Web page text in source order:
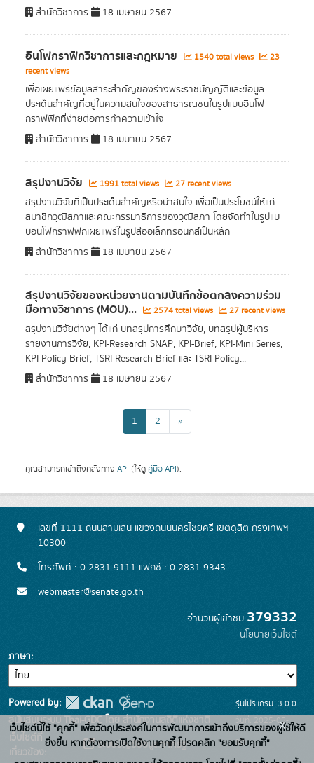
สำนักวิชาการ
18 เมษายน 2567
อินโฟกราฟิกวิชาการและกฎหมาย 1540 total views
23
recent views
เพื่อเผยแพร่ข้อมูลสาระสำคัญของร่างพระราชบัญญัติและข้อมูล
ประเด็นสำคัญที่อยู่ในความสนใจของสาธารณชนในรูปแบบอินโฟ
กราฟฟิกที่ง่ายต่อการทำความเข้าใจ
สำนักวิชาการ
18 เมษายน 2567
สรุปงานวิจัย 1991 total views 27 recent views
สรุปงานวิจัยที่เป็นประเด็นสำคัญหรือน่าสนใจ เพื่อเป็นประโยชน์ให้แก่
สมาชิกวุฒิสภาและคณะกรรมาธิการของวุฒิสภา โดยจัดทำในรูปแบ
บอินโฟกราฟฟิกเผยแพร่ในรูปสื่ออิเล็กทรอนิกส์เป็นหลัก
สำนักวิชาการ
18 เมษายน 2567
สรุปงานวิจัยของหน่วยงานตามบันทึกข้อตกลงความร่วม
มือทางวิชาการ (MOU)... 2574 total views 27 recent views
สรุปงานวิจัยต่างๆ ได้แก่ บทสรุปการศึกษาวิจัย, บทสรุปผู้บริหาร
รายงานการวิจัย, KPI-Research SNAP, KPI-Brief, KPI-Mini Series,
KPI-Policy Brief, TSRI Research Brief และ TSRI Policy...
สำนักวิชาการ
18 เมษายน 2567
1 2 »
คุณสามารถเข้าถึงคลังทาง API (ให้ดู คู่มือ API).
เลขที่ 1111 ถนนสามเสน แขวงถนนนครไชยศรี เขตดุสิต กรุงเทพฯ
10300
โทรศัพท์ : 0-2831-9111 แฟกซ์ : 0-2831-9343
webmaster@senate.go.th
จำนวนผู้เข้าชม 379332
นโยบายเว็บไซต์
ภาษา
Powered by:
สนับสนุนระบบ Thai-GDC โดย สำนักงานสถิติแห่งชาติ
เว็บไซต์ที่
เกี่ยวข้อง:
ระบบบัญชีข้อมูลภาครัฐ
รุ่นโปรแกรม: 3.0.0
วันที่: 2025-05-
30
เว็บไซต์นี้ใช้ "คุกกี้" เพื่อวัตถุประสงค์ในการพัฒนาการเข้าถึงบริการของผู้ใช้ให้ดี
ยิ่งขึ้น หากต้องการเปิดใช้งานคุกกี้ โปรดคลิก "ยอมรับคุกกี้"
x